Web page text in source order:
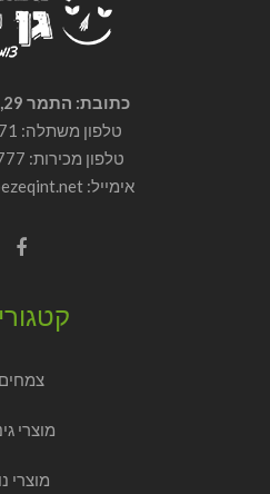
כתובת: התמר 29, מושב חמד.
טלפון משתלה: 03-5331771
טלפון מכירות:
אימייל: ganyarak@bezeqint.net
צמחים
מוצרי
מוצרי